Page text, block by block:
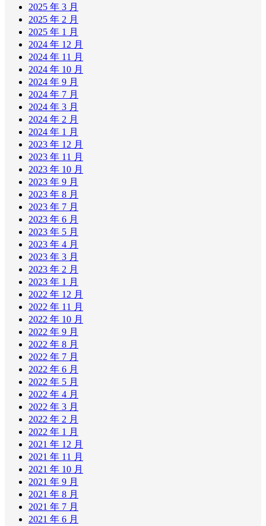
2025 年 3 月
2025 年 2 月
2025 年 1 月
2024 年 12 月
2024 年 11 月
2024 年 10 月
2024 年 9 月
2024 年 7 月
2024 年 3 月
2024 年 2 月
2024 年 1 月
2023 年 12 月
2023 年 11 月
2023 年 10 月
2023 年 9 月
2023 年 8 月
2023 年 7 月
2023 年 6 月
2023 年 5 月
2023 年 4 月
2023 年 3 月
2023 年 2 月
2023 年 1 月
2022 年 12 月
2022 年 11 月
2022 年 10 月
2022 年 9 月
2022 年 8 月
2022 年 7 月
2022 年 6 月
2022 年 5 月
2022 年 4 月
2022 年 3 月
2022 年 2 月
2022 年 1 月
2021 年 12 月
2021 年 11 月
2021 年 10 月
2021 年 9 月
2021 年 8 月
2021 年 7 月
2021 年 6 月